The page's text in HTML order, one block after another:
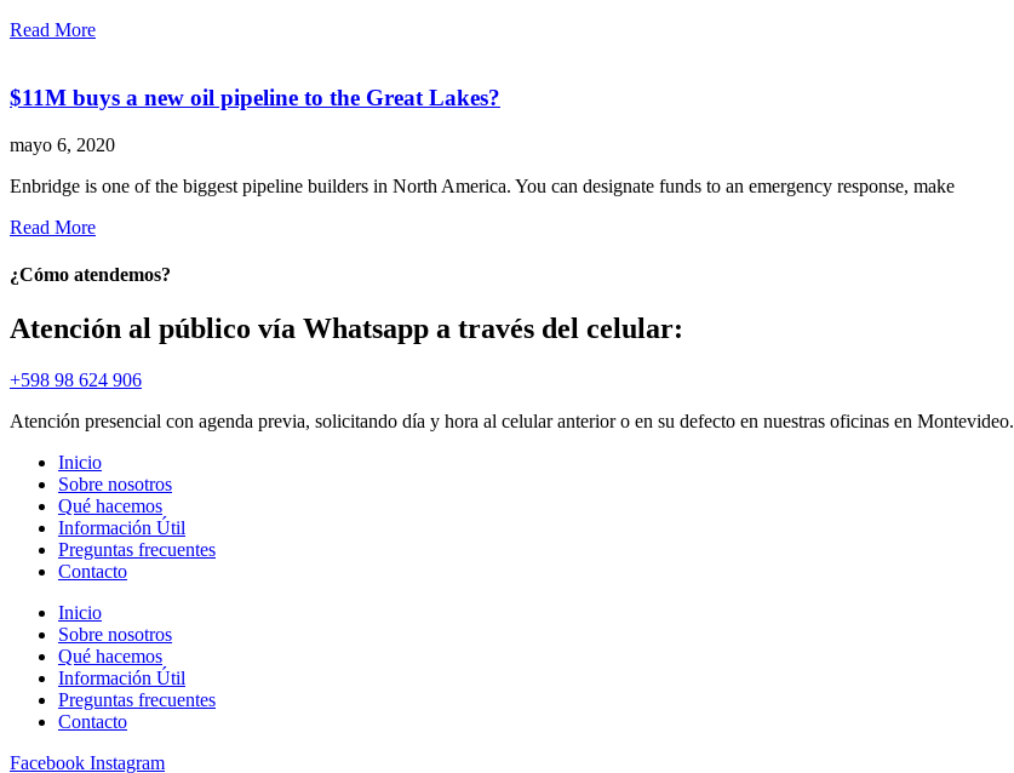
Read More
$11M buys a new oil pipeline to the Great Lakes?
mayo 6, 2020
Enbridge is one of the biggest pipeline builders in North America. You can designate funds to an emergency response, make
Read More
¿Cómo atendemos?
Atención al público vía Whatsapp a través del celular:
+598 98 624 906
Atención presencial con agenda previa, solicitando día y hora al celular anterior o en su defecto en nuestras oficinas en Montevideo.
Inicio
Sobre nosotros
Qué hacemos
Información Útil
Preguntas frecuentes
Contacto
Inicio
Sobre nosotros
Qué hacemos
Información Útil
Preguntas frecuentes
Contacto
Facebook Instagram